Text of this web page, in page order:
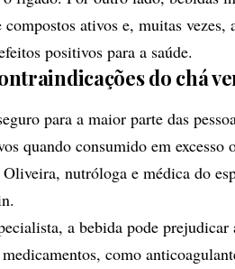
ativos e, muitas vezes,
positivos para a saúde.
do chá
para a maior parte das
quando consumido em excesso
nutróloga e médica do
a bebida pode prejudicar
como